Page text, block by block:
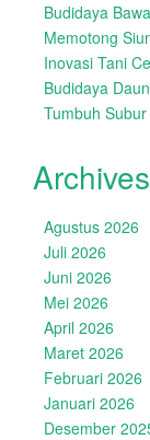
Budidaya
Memotong
Inovasi Tani
Budidaya
Tumbuh
Archives
Agustus 2026
Juli 2026
Juni 2026
Mei 2026
April 2026
Maret 2026
Februari 2026
Januari 2026
Desember